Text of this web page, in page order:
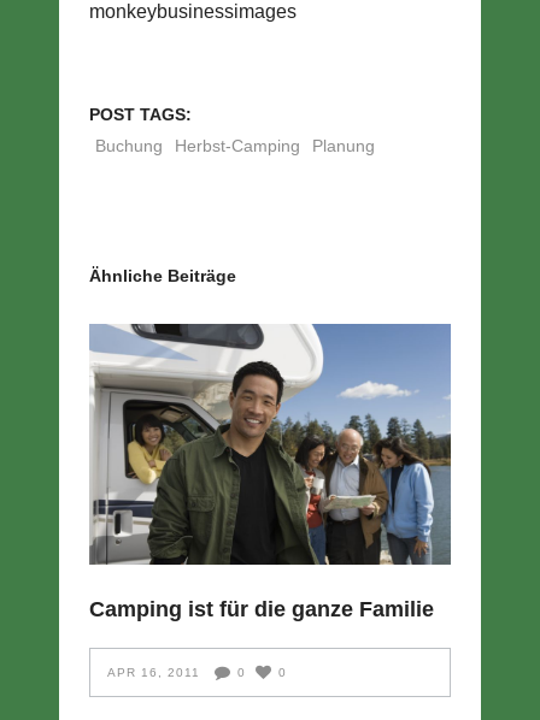
monkeybusinessimages
POST TAGS:
Buchung
Herbst-Camping Planung
Ähnliche Beiträge
Camping ist für die ganze Familie
APR 16, 2011 0 0